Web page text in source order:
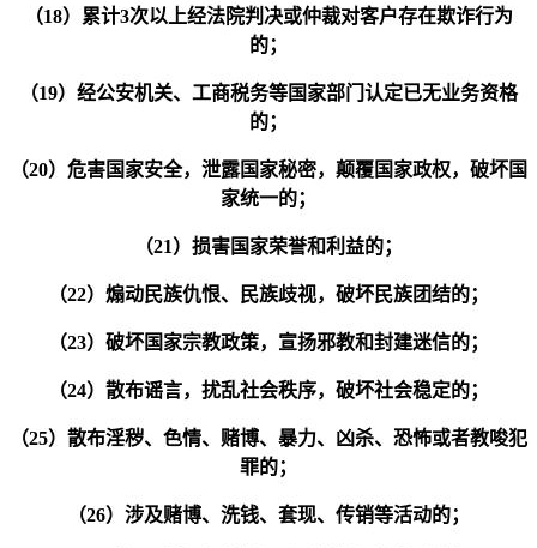
（18）累计3次以上经法院判决或仲裁对客户存在欺诈行为
的；
（19）经公安机关、工商税务等国家部门认定已无业务资格
的；
（20）危害国家安全，泄露国家秘密，颠覆国家政权，破坏国
家统一的；
（21）损害国家荣誉和利益的；
（22）煽动民族仇恨、民族歧视，破坏民族团结的；
（23）破坏国家宗教政策，宣扬邪教和封建迷信的；
（24）散布谣言，扰乱社会秩序，破坏社会稳定的；
（25）散布淫秽、色情、赌博、暴力、凶杀、恐怖或者教唆犯
罪的；
（26）涉及赌博、洗钱、套现、传销等活动的；